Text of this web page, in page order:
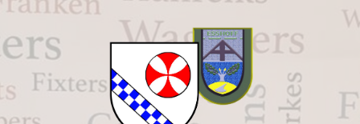
Skip
content
Skip
footer